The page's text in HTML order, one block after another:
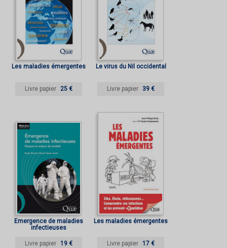
Les maladies émergentes
Livre papier 25 €
Le virus du Nil occidental
Livre papier 39 €
Émergence de maladies
infectieuses
Livre papier 19 €
Les maladies émergentes
Livre papier 17 €